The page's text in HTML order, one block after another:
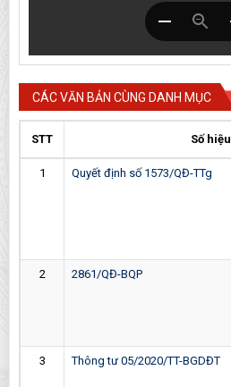
CÁC VĂN BẢN CÙNG DANH MỤC
STT Số hiệu
1 Quyết định số 1573/QĐ-TTg
2 2861/QĐ-BQP
3 Thông tư 05/2020/TT-BGDĐT